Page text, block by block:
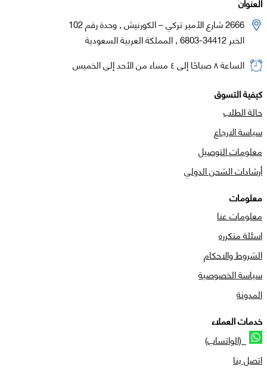
2666 شارع الأمير تركي – الكورنيش , وحدة رقم 102
الخبر 34412-6803 , المملكة العربية السعودية
الساعة ٨ صباحًا إلى ٤ مساء من الأحد إلى الخميس
كيفية التسوق
حالة الطلب
سياسة الارجاع
معلومات التوصيل
أرشادات الشحن الدولي
معلومات
معلومات عنا
اسئلة متكرره
الشروط والاحكام
سياسة الخصوصية
المدونة
خدمات العملاء
(الواتساب)
اتصل بنا